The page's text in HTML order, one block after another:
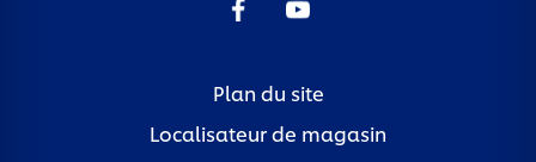
Plan du site
Localisateur de magasin